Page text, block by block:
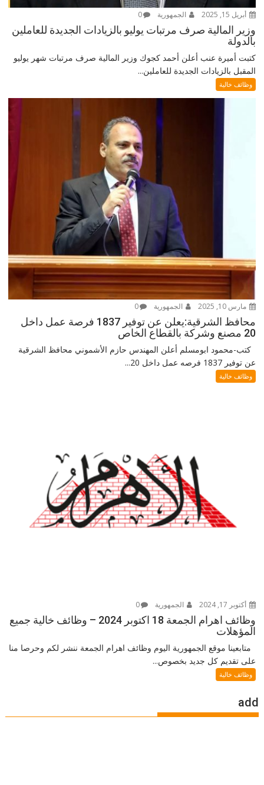
أبريل 15, 2025 الجمهورية 0
وزير المالية صرف مرتبات يوليو بالزيادات الجديدة للعاملين
بالدولة
كتبت أميرة عنب أعلن أحمد كجوك وزير المالية صرف مرتبات شهر يوليو
المقبل بالزيادات الجديدة للعاملين...
وظائف خالية
مارس 10, 2025 الجمهورية 0
محافظ الشرقية:يعلن عن توفير 1837 فرصة عمل داخل
20 مصنع وشركة بالقطاع الخاص
كتب-محمود ابومسلم أعلن المهندس حازم الأشموني محافظ الشرقية
عن توفير 1837 فرصه عمل داخل 20...
وظائف خالية
أكتوبر 17, 2024 الجمهورية 0
وظائف اهرام الجمعة 18 اكتوبر 2024 – وظائف خالية جميع
المؤهلات
متابعينا موقع الجمهورية اليوم وظائف اهرام الجمعة ننشر لكم وحرصا منا
على تقديم كل جديد بخصوص...
وظائف خالية
add